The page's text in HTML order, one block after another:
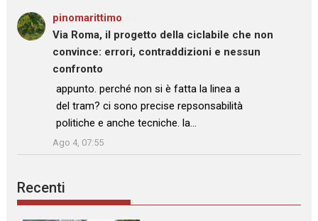
pinomarittimo
Via Roma, il progetto della ciclabile che non
convince: errori, contraddizioni e nessun
confronto
: “
appunto. perché non si è fatta la linea a
del tram? ci sono precise repsonsabilità
politiche e anche tecniche. la…
”
Ago 4, 07:55
Recenti